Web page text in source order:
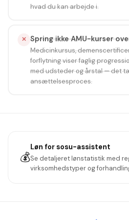
hvad du kan arbejde i.
✕ Spring ikke AMU-kurser
Medicinkursus,
forflytning viser faglig
med udsteder og årstal — det
ansættelsesproces.
💰
Løn forsosu-assistent
Se detaljeret lønstatistik med
virksomhedstyper og